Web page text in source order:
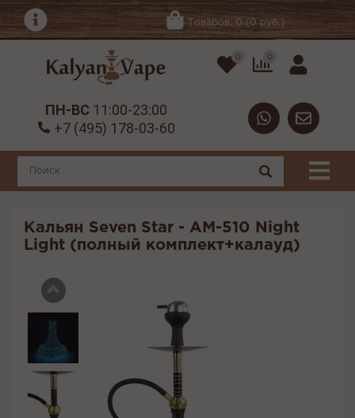
Товаров: 0 (0 руб.)
0 0
ПН-ВС 11:00-23:00
+7 (495) 178-03-60
Кальян Seven Star - AM-510 Night
Light (полный комплект+калауд)